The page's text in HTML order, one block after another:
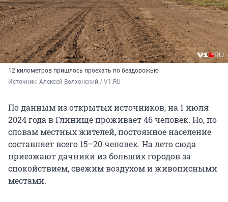
12 километров пришлось проехать по бездорожью
Источник: Алексей Волхонский / V1.RU
По данным из открытых источников, на 1 июля
2024 года в Глинище проживает 46 человек. Но, по
словам местных жителей, постоянное население
составляет всего 15–20 человек. На лето сюда
приезжают дачники из больших городов за
спокойствием, свежим воздухом и живописными
местами.